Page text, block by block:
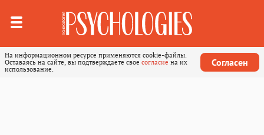
На информационном ресурсе применяются cookie-файлы.
Оставаясь на сайте, вы подтверждаете свое согласие на их
использование.
Согласен